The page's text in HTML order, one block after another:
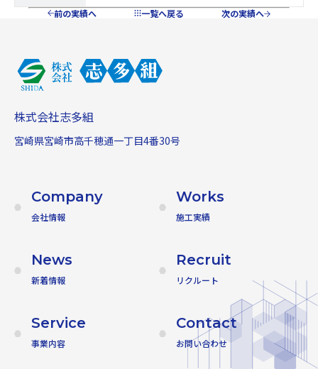
前の実績へ 一覧へ戻る 次の実績へ
株式会社志多組
宮崎県宮崎市高千穂通一丁目4番30号
Company
会社情報
Works
施工実績
News
新着情報
Recruit
リクルート
Service
事業内容
Contact
お問い合わせ